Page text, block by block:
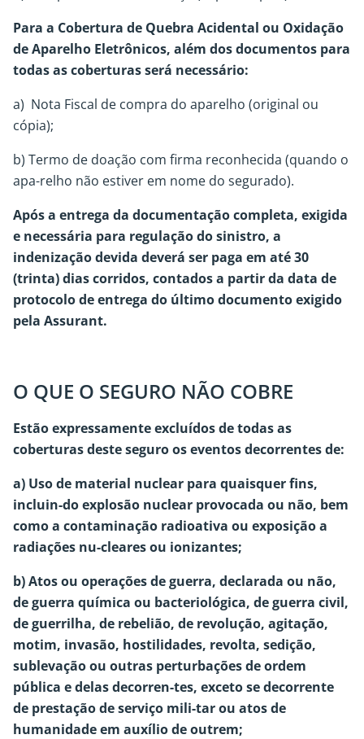
Para a Cobertura de Quebra Acidental ou Oxidação
de Aparelho Eletrônicos, além dos documentos para
todas as coberturas será necessário:
a) Nota Fiscal de compra do aparelho (original ou
cópia);
b) Termo de doação com firma reconhecida (quando o
apa-relho não estiver em nome do segurado).
Após a entrega da documentação completa, exigida
e necessária para regulação do sinistro, a
indenização devida deverá ser paga em até 30
(trinta) dias corridos, contados a partir da data de
protocolo de entrega do último documento exigido
pela Assurant.
O QUE O SEGURO NÃO COBRE
Estão expressamente excluídos de todas as
coberturas deste seguro os eventos decorrentes de:
a) Uso de material nuclear para quaisquer fins,
incluin-do explosão nuclear provocada ou não, bem
como a contaminação radioativa ou exposição a
radiações nu-cleares ou ionizantes;
b) Atos ou operações de guerra, declarada ou não,
de guerra química ou bacteriológica, de guerra civil,
de guerrilha, de rebelião, de revolução, agitação,
motim, invasão, hostilidades, revolta, sedição,
sublevação ou outras perturbações de ordem
pública e delas decorren-tes, exceto se decorrente
de prestação de serviço mili-tar ou atos de
humanidade em auxílio de outrem;